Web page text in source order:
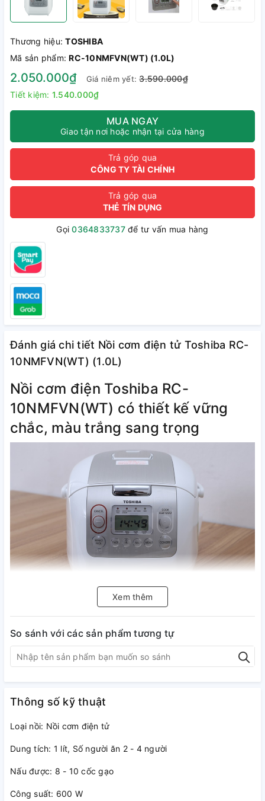
Thương hiệu:TOSHIBA
Mã sản phẩm:RC-10NMFVN(WT) (1.0L)
2.050.000₫ Giá niêm yết:3.590.000₫
Tiết kiệm: 1.540.000₫
MUA NGAY
Giao tận nơi hoặc nhận tại cửa hàng
Trả góp qua
CÔNG TY TÀI CHÍNH
Trả góp qua
THẺ TÍN DỤNG
Gọi0364833737để tư vấn mua hàng
Đánh giá chi tiết Nồi cơm điện tử Toshiba RC-
10NMFVN(WT) (1.0L)
Nồi cơm điện Toshiba RC-
10NMFVN(WT) có thiết kế vững
chắc, màu trắng sang trọng
Dung tích 1 lít thích hợp dùng trong
gia đình có từ 2 – 4 thành viên
Xem thêm
So sánh với các sản phẩm tương tự
Thông số kỹ thuật
Loại nồi: Nồi cơm điện tử
Dung tích: 1 lít, Số người ăn 2 - 4 người
Nấu được: 8 - 10 cốc gạo
Công suất: 600 W